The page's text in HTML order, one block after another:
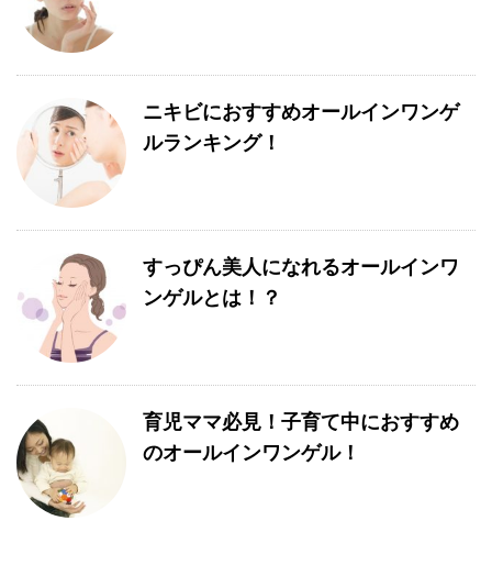
ニキビにおすすめオールインワンゲ
ルランキング！
すっぴん美人になれるオールインワ
ンゲルとは！？
育児ママ必見！子育て中におすすめ
のオールインワンゲル！